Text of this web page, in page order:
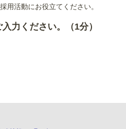
用活動にお役立てください。
力ください。（1分）